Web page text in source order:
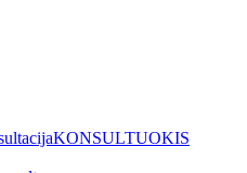
KONSULTUOKIS